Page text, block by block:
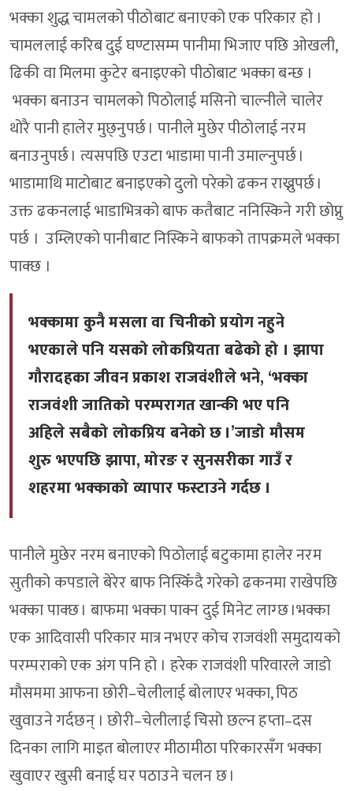
भक्का शुद्ध चामलको पीठोबाट बनाएको एक परिकार हो ।
चामललाई करिब दुई घण्टासम्म पानीमा भिजाए पछि ओखली,
ढिकी वा मिलमा कुटेर बनाइएको पीठोबाट भक्का बन्छ ।
भक्का बनाउन चामलको पिठोलाई मसिनो चाल्नीले चालेर
थोरै पानी हालेर मुछ्नुपर्छ । पानीले मुछेर पीठोलाई नरम
बनाउनुपर्छ । त्यसपछि एउटा भाडामा पानी उमाल्नुपर्छ ।
भाडामाथि माटोबाट बनाइएको दुलो परेको ढकन राख्नुपर्छ ।
उक्त ढकनलाई भाडाभित्रको बाफ कतैबाट ननिस्किने गरी छोप्नु
पर्छ । उम्लिएको पानीबाट निस्किने बाफको तापक्रमले भक्का
पाक्छ ।
भक्कामा कुनै मसला वा चिनीको प्रयोग नहुने
भएकाले पनि यसको लोकप्रियता बढेको हो । झापा
गौरादहका जीवन प्रकाश राजवंशीले भने, ‘भक्का
राजवंशी जातिको परम्परागत खान्की भए पनि
अहिले सबैको लोकप्रिय बनेको छ ।’जाडो मौसम
शुरु भएपछि झापा, मोरङ र सुनसरीका गाउँ र
शहरमा भक्काको व्यापार फस्टाउने गर्दछ ।
पानीले मुछेर नरम बनाएको पिठोलाई बटुकामा हालेर नरम
सुतीको कपडाले बेरेर बाफ निस्किँदै गरेको ढकनमा राखेपछि
भक्का पाक्छ । बाफमा भक्का पाक्न दुई मिनेट लाग्छ ।भक्का
एक आदिवासी परिकार मात्र नभएर कोच राजवंशी समुदायको
परम्पराको एक अंग पनि हो । हरेक राजवंशी परिवारले जाडो
मौसममा आफना छोरी–चेलीलाई बोलाएर भक्का, पिठ
खुवाउने गर्दछन् । छोरी–चेलीलाई चिसो छल्न हप्ता–दस
दिनका लागि माइत बोलाएर मीठामीठा परिकारसँग भक्का
खुवाएर खुसी बनाई घर पठाउने चलन छ ।